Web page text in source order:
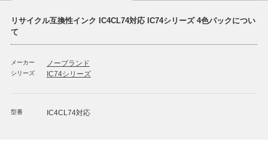
リサイクル互換性インク IC4CL74対応 IC74シリーズ 4色パックについ
て
メーカー ノーブランド
シリーズ IC74シリーズ
型番 IC4CL74対応